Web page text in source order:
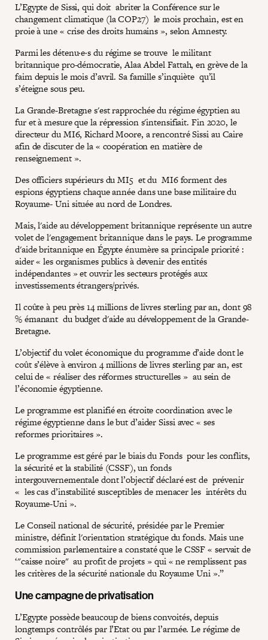
L’Egypte de Sissi, qui doit abriter la Conférence sur le
changement climatique (la COP27) le mois prochain, est en
proie à une « crise des droits humains », selon Amnesty.
Parmi les détenu·e·s du régime se trouve le militant
britannique pro-démocratie, Alaa Abdel Fattah, en grève de la
faim depuis le mois d’avril. Sa famille s’inquiète qu’il
s’éteigne sous peu.
La Grande-Bretagne s'est rapprochée du régime égyptien au
fur et à mesure que la répression s'intensifiait. Fin 2020, le
directeur du MI6, Richard Moore, a rencontré Sissi au Caire
afin de discuter de la « coopération en matière de
renseignement ».
Des officiers supérieurs du MI5 et du MI6 forment des
espions égyptiens chaque année dans une base militaire du
Royaume- Uni située au nord de Londres.
Mais, l'aide au développement britannique représente un autre
volet de l'engagement britannique dans le pays. Le programme
d'aide britannique en Égypte énumère sa principale priorité :
aider « les organismes publics à devenir des entités
indépendantes » et ouvrir les secteurs protégés aux
investissements étrangers/privés.
Il coûte à peu près 14 millions de livres sterling par an, dont 98
% émanant du budget d'aide au développement de la Grande-
Bretagne.
L’objectif du volet économique du programme d’aide dont le
coût s’élève à environ 4 millions de livres sterling par an, est
celui de « réaliser des réformes structurelles » au sein de
l’économie égyptienne.
Le programme est planifié en étroite coordination avec le
régime égyptienne dans le but d’aider Sissi avec « ses
reformes prioritaires ».
Le programme est géré par le biais du Fonds pour les conflits,
la sécurité et la stabilité (CSSF), un fonds
intergouvernementale dont l’objectif déclaré est de prévenir
« les cas d’instabilité susceptibles de menacer les intérêts du
Royaume-Uni ».
Le Conseil national de sécurité, présidée par le Premier
ministre, définit l'orientation stratégique du fonds. Mais une
commission parlementaire a constaté que le CSSF « servait de
‘"caisse noire" au profit de projets » qui « ne remplissent pas
les critères de la sécurité nationale du Royaume Uni ».”
Une campagne de privatisation
L’Egypte possède beaucoup de biens convoités, depuis
longtemps contrôlés par l’Etat ou par l’armée. Le régime de